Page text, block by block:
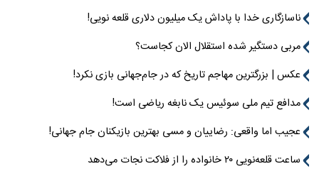
ناسازگاری خدا با پاداش یک میلیون دلاری قلعه نویی!
مربی دستگیر شده استقلال الان کجاست؟
عکس | بزرگترین مهاجم تاریخ که در جام‌جهانی بازی نکرد!
مدافع تیم ملی سوئیس یک نابغه ریاضی است!
عجیب اما واقعی: رضاییان و مسی بهترین بازیکنان جام جهانی!
ساعت قلعه‌نویی ۲۰ خانواده را از فلاکت نجات می‌دهد